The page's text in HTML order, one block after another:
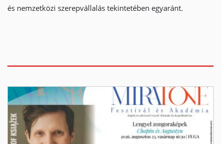
és nemzetközi szerepvállalás tekintetében egyaránt.